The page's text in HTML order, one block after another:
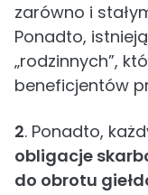
zarówno i
Ponadto,
„rodzinnych”,
beneficjentów
2. Ponadto,
obligacje
do obrotu